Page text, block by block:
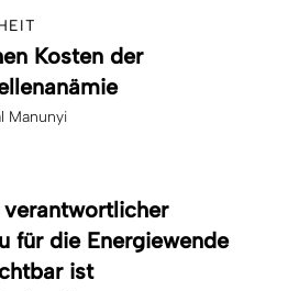
Kosten der
Manunyi
für die Energiewende
ist